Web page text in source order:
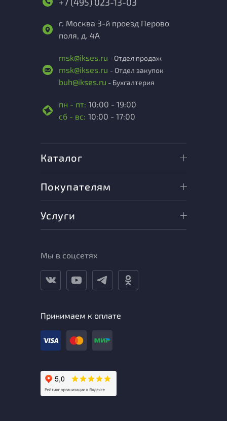
г. Москва 3-й проезд Перово
поля, д. 4А
msk@ikses.ru - Отдел продаж
msk@ikses.ru - Отдел закупок
buh@ikses.ru - Бухгалтерия
пн - пт: 10:00 - 19:00
сб - вс: 10:00 - 17:00
Каталог
Покупателям
Услуги
Мы в соцсетях
Принимаем к оплате